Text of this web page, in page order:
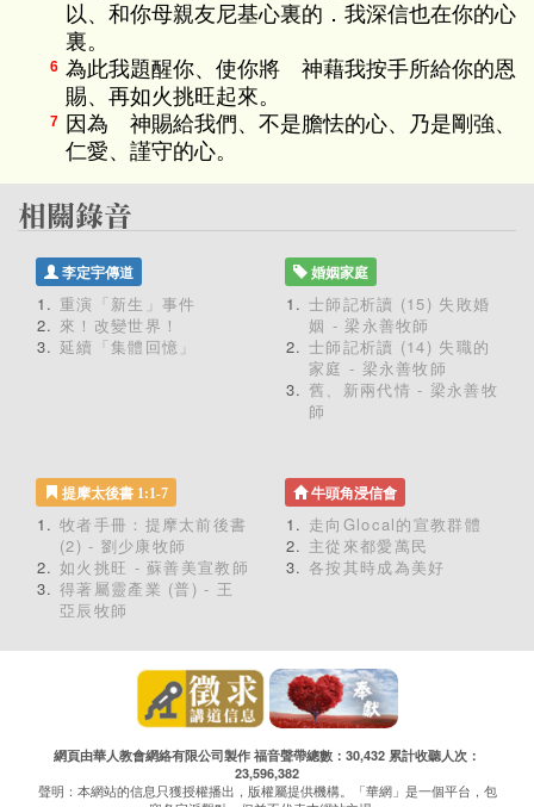
以、和你母親友尼基心裏的．我深信也在你的心
裏。
6 為此我題醒你、使你將 神藉我按手所給你的恩
賜、再如火挑旺起來。
7
因為 神賜給我們、不是膽怯的心、乃是剛強、
仁愛、謹守的心。
李定宇傳道
重演「新生」事件
來！改變世界！
延續「集體回憶」
婚姻家庭
士師記析讀 (15) 失敗婚
姻 - 梁永善牧師
士師記析讀 (14) 失職的
家庭 - 梁永善牧師
舊、新兩代情 - 梁永善牧
師
提摩太後書 1:1-7
牧者手冊：提摩太前後書
(2) - 劉少康牧師
如火挑旺 - 蘇善美宣教師
得著屬靈產業 (普) - 王
亞辰牧師
牛頭角浸信會
走向Glocal的宣教群體
主從來都愛萬民
各按其時成為美好
網頁由華人教會網絡有限公司製作 福音聲帶總數：30,432 累計收聽人次：
23,596,382
聲明：本網站的信息只獲授權播出，版權屬提供機構。「華網」是一個平台，包